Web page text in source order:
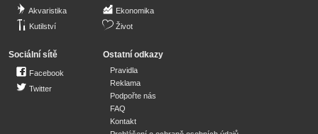
Akvaristika
Kutilství
Ekonomika
Život
Sociální sítě
Facebook
Twitter
Ostatní odkazy
Pravidla
Reklama
Podpořte nás
FAQ
Kontakt